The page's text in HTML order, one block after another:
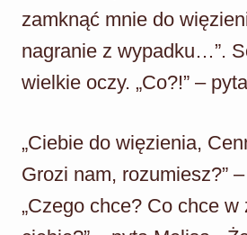
zamknąć mnie do
nagranie z wypadku…”.
wielkie oczy. „Co?!” –
„Ciebie do więzienia,
Grozi nam, rozumiesz?”
„Czego chce? Co chce w